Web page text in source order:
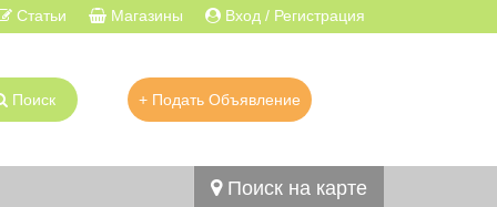
Вход / Регистрация
Магазины
Статьи
Поиск + Подать Объявление
Поиск на карте